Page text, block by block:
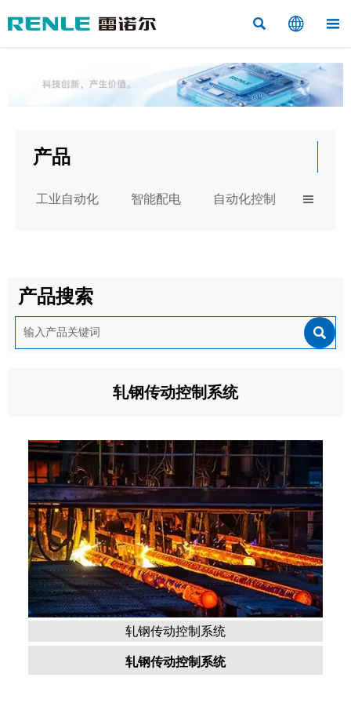
  
产品
工业自动化 智能配电 自动化控制 
产品搜索

轧钢传动控制系统
轧钢传动控制系统
轧钢传动控制系统